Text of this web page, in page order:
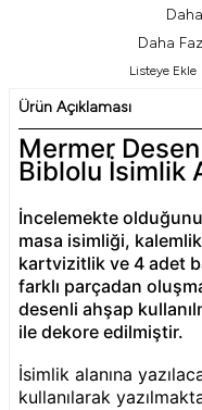
Daha
Listeye Ekle
Ürün Açıklaması
Mermer
Biblolu İsimlik
İncelemekte
masa isimliği,
kartvizitlik ve 4 adet
farklı parçadan
desenli ahşap
ile dekore edilmiştir.
İsimlik alanına
kullanılarak